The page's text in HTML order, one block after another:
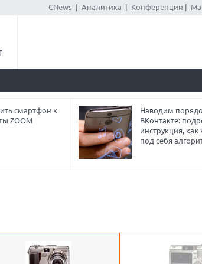
CNews| Аналитика Конференции
смартфон к
ZOOM
Наводим
ВКонтакте:
инструкция, как
под себя